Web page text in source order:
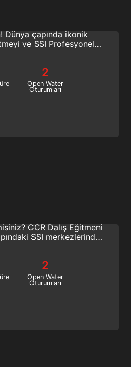
Dünya çapında ikonik
ve SSI Profesyonel
başlayın!
2
Open Water
Oturumları
CCR Dalış Eğitmeni
SSI merkezlerinde
2
Open Water
Oturumları